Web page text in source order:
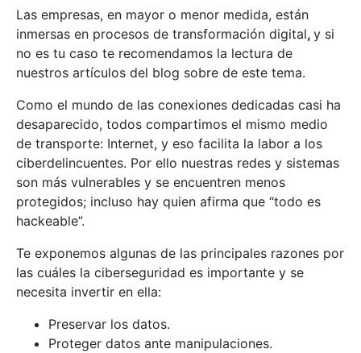
Las empresas, en mayor o menor medida, están
inmersas en procesos de transformación digital, y si
no es tu caso te recomendamos la lectura de
nuestros artículos del blog sobre de este tema.
Como el mundo de las conexiones dedicadas casi ha
desaparecido, todos compartimos el mismo medio
de transporte: Internet, y eso facilita la labor a los
ciberdelincuentes. Por ello nuestras redes y sistemas
son más vulnerables y se encuentren menos
protegidos; incluso hay quien afirma que “todo es
hackeable”.
Te exponemos algunas de las principales razones por
las cuáles la ciberseguridad es importante y se
necesita invertir en ella:
Preservar los datos.
Proteger datos ante manipulaciones.